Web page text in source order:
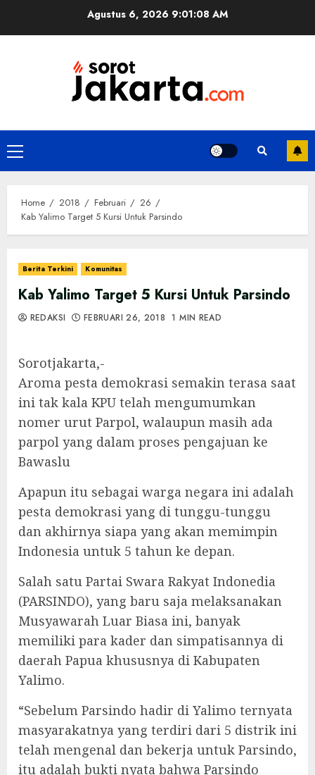
Agustus 6, 2026 9:01:09 AM
Primary
Menu
Home 2018 Februari
26
Kab Yalimo Target 5 Kursi Untuk Parsindo
Berita Terkini Komunitas
Kab Yalimo Target 5 Kursi Untuk Parsindo
REDAKSI FEBRUARI 26, 2018 1 MIN READ
Sorotjakarta,-
Aroma pesta demokrasi semakin terasa saat
ini tak kala KPU telah mengumumkan
nomer urut Parpol, walaupun masih ada
parpol yang dalam proses pengajuan ke
Bawaslu
Apapun itu sebagai warga negara ini adalah
pesta demokrasi yang di tunggu-tunggu
dan akhirnya siapa yang akan memimpin
Indonesia untuk 5 tahun ke depan.
Salah satu Partai Swara Rakyat Indonedia
(PARSINDO), yang baru saja melaksanakan
Musyawarah Luar Biasa ini, banyak
memiliki para kader dan simpatisannya di
daerah Papua khususnya di Kabupaten
Yalimo.
“Sebelum Parsindo hadir di Yalimo ternyata
masyarakatnya yang terdiri dari 5 distrik ini
telah mengenal dan bekerja untuk Parsindo,
itu adalah bukti nyata bahwa Parsindo